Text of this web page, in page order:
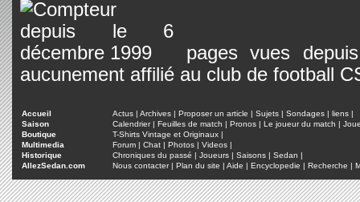
pages vues
aucunement affilié au club de football
Accueil Actus | Archives | Proposer un article | Sujets | Sondages | liens |
Saison
Calendrier| Feuilles de match | Pronos | Le joueur du match |
Boutique
T-Shirts Vintage et Originaux |
Multimedia
Forum | Chat | Photos | Videos |
Historique
Chroniques du passé | Joueurs | Saisons | Sedan |
AllezSedan.com
Nous contacter| Plan du site | Aide | Encyclopedie | Recherche |